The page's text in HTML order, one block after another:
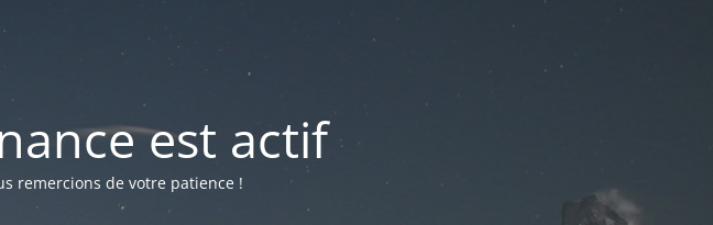
est actif
remercions de votre patience !